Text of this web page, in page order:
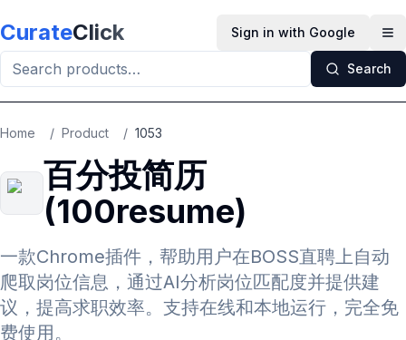
CurateClick Sign in with Google
Search
Home / Product / 1053
百分投简历
(100resume)
一款Chrome插件，帮助用户在BOSS直聘上自动
爬取岗位信息，通过AI分析岗位匹配度并提供建
议，提高求职效率。支持在线和本地运行，完全免
费使用。